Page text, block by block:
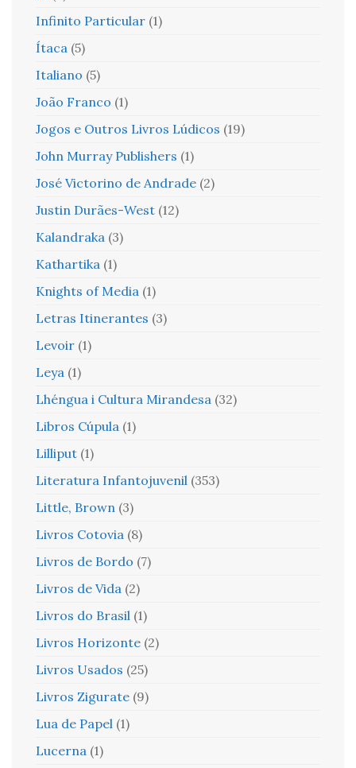
Infinito Particular (1)
Ítaca (5)
Italiano (5)
João Franco (1)
Jogos e Outros Livros Lúdicos (19)
John Murray Publishers (1)
José Victorino de Andrade (2)
Justin Durães-West (12)
Kalandraka (3)
Kathartika (1)
Knights of Media (1)
Letras Itinerantes (3)
Levoir (1)
Leya (1)
Lhéngua i Cultura Mirandesa (32)
Libros Cúpula (1)
Lilliput (1)
Literatura Infantojuvenil (353)
Little, Brown (3)
Livros Cotovia (8)
Livros de Bordo (7)
Livros de Vida (2)
Livros do Brasil (1)
Livros Horizonte (2)
Livros Usados (25)
Livros Zigurate (9)
Lua de Papel (1)
Lucerna (1)